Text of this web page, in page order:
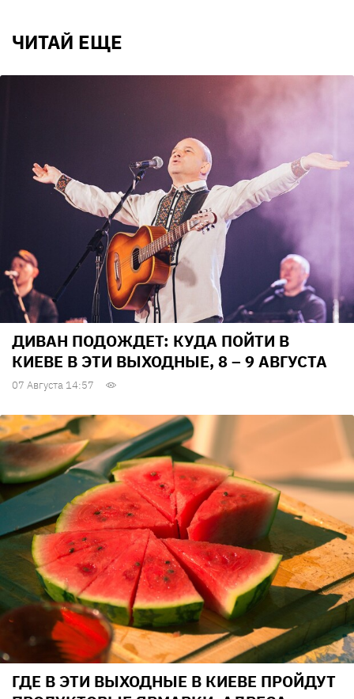
ЧИТАЙ ЕЩЕ
ДИВАН ПОДОЖДЕТ: КУДА ПОЙТИ В
КИЕВЕ В ЭТИ ВЫХОДНЫЕ, 8 – 9 АВГУСТА
07 Августа 14:57
ГДЕ В ЭТИ ВЫХОДНЫЕ В КИЕВЕ ПРОЙДУТ